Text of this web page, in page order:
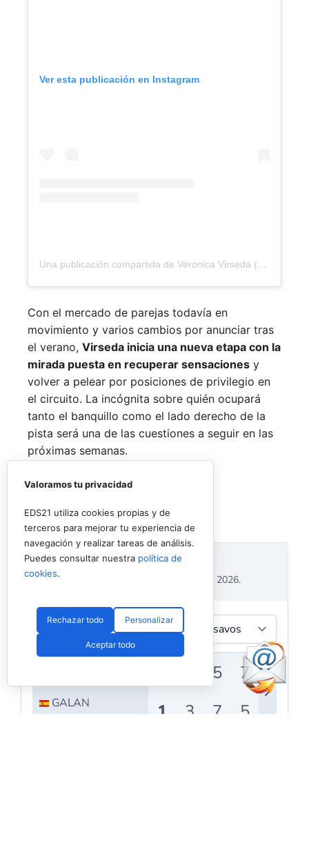
Ver esta publicación en Instagram
Una publicación compartida de Veronica Virseda (@verovirseda)
Con el mercado de parejas todavía en
movimiento y varios cambios por anunciar tras
el verano, Virseda inicia una nueva etapa con la
mirada puesta en recuperar sensaciones y
volver a pelear por posiciones de privilegio en
el circuito. La incógnita sobre quién ocupará
tanto el banquillo como el lado derecho de la
pista será una de las cuestiones a seguir en las
próximas semanas.
Valoramos tu privacidad
EDS21 utiliza cookies propias y de
terceros para mejorar tu experiencia de
navegación y realizar tareas de análisis.
Puedes consultar nuestra política de
cookies.
Rechazar todo Personalizar
Aceptar todo